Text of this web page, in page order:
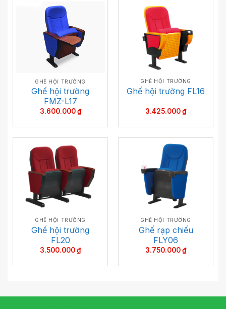
GHẾ HỘI TRƯỜNG
Ghế hội trường
FMZ-L17
3.600.000₫
GHẾ HỘI TRƯỜNG
Ghế hội trường FL16
3.425.000₫
GHẾ HỘI TRƯỜNG
Ghế hội trường
FL20
3.500.000₫
GHẾ HỘI TRƯỜNG
Ghế rạp chiếu
FLY06
3.750.000₫